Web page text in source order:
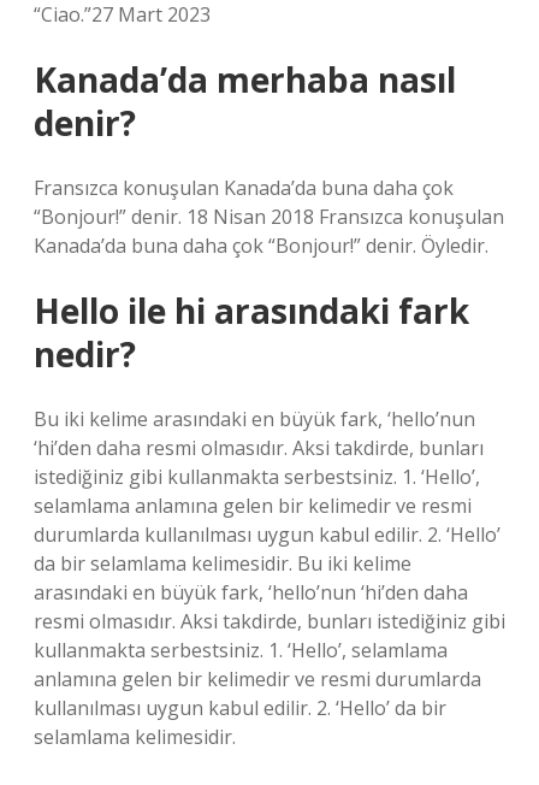
“Ciao.”27 Mart 2023
Kanada’da merhaba nasıl
denir?
Fransızca konuşulan Kanada’da buna daha çok
“Bonjour!” denir. 18 Nisan 2018 Fransızca konuşulan
Kanada’da buna daha çok “Bonjour!” denir. Öyledir.
Hello ile hi arasındaki fark
nedir?
Bu iki kelime arasındaki en büyük fark, ‘hello’nun
‘hi’den daha resmi olmasıdır. Aksi takdirde, bunları
istediğiniz gibi kullanmakta serbestsiniz. 1. ‘Hello’,
selamlama anlamına gelen bir kelimedir ve resmi
durumlarda kullanılması uygun kabul edilir. 2. ‘Hello’
da bir selamlama kelimesidir. Bu iki kelime
arasındaki en büyük fark, ‘hello’nun ‘hi’den daha
resmi olmasıdır. Aksi takdirde, bunları istediğiniz gibi
kullanmakta serbestsiniz. 1. ‘Hello’, selamlama
anlamına gelen bir kelimedir ve resmi durumlarda
kullanılması uygun kabul edilir. 2. ‘Hello’ da bir
selamlama kelimesidir.